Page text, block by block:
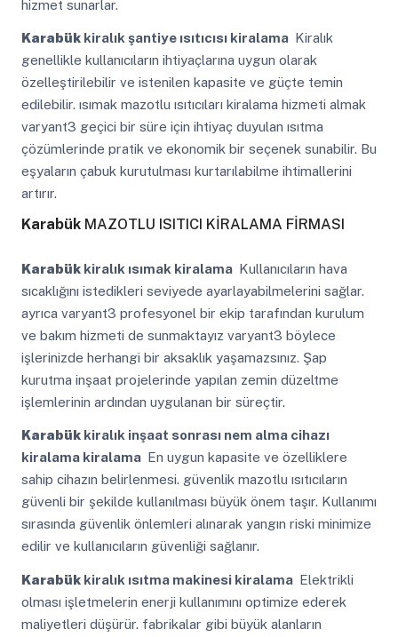
hizmet sunarlar.
Karabükkiralık şantiye ısıtıcısı kiralama Kiralık
genellikle kullanıcıların ihtiyaçlarına uygun olarak
özelleştirilebilir ve istenilen kapasite ve güçte temin
edilebilir. ısımak mazotlu ısıtıcıları kiralama hizmeti almak
varyant3 geçici bir süre için ihtiyaç duyulan ısıtma
çözümlerinde pratik ve ekonomik bir seçenek sunabilir. Bu
eşyaların çabuk kurutulması kurtarılabilme ihtimallerini
artırır.
KarabükMAZOTLU ISITICI KİRALAMA FİRMASI
Karabükkiralık ısımak kiralama Kullanıcıların hava
sıcaklığını istedikleri seviyede ayarlayabilmelerini sağlar.
ayrıca varyant3 profesyonel bir ekip tarafından kurulum
ve bakım hizmeti de sunmaktayız varyant3 böylece
işlerinizde herhangi bir aksaklık yaşamazsınız. Şap
kurutma inşaat projelerinde yapılan zemin düzeltme
işlemlerinin ardından uygulanan bir süreçtir.
Karabükkiralık inşaat sonrası nem alma cihazı
kiralama kiralama En uygun kapasite ve özelliklere
sahip cihazın belirlenmesi. güvenlik mazotlu ısıtıcıların
güvenli bir şekilde kullanılması büyük önem taşır. Kullanımı
sırasında güvenlik önlemleri alınarak yangın riski minimize
edilir ve kullanıcıların güvenliği sağlanır.
Karabükkiralık ısıtma makinesi kiralama Elektrikli
olması işletmelerin enerji kullanımını optimize ederek
maliyetleri düşürür. fabrikalar gibi büyük alanların